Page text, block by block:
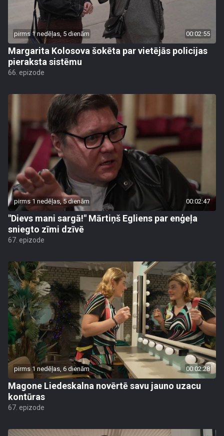
pirms 1 nedēļas, 5 dienām 00:02:55
Margarita Kolosova šokēta par vietējās policijas
pieraksta sistēmu
66. epizode
pirms 1 nedēļas, 5 dienām 00:02:47
"Dievs mani sargā!" Mārtiņš Egliens par enģeļa
sniegto zīmi dzīvē
67. epizode
pirms 1 nedēļas, 6 dienām 00:02:28
Magone Liedeskalna novērtē savu jauno uzacu
kontūras
67. epizode